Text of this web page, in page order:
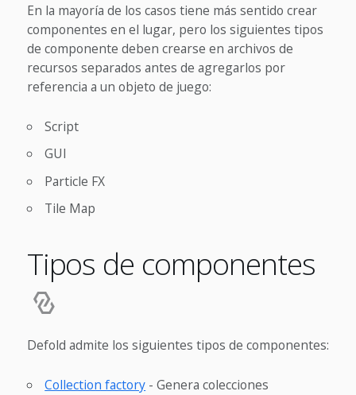
En la mayoría de los casos tiene más sentido crear
componentes en el lugar, pero los siguientes tipos
de componente deben crearse en archivos de
recursos separados antes de agregarlos por
referencia a un objeto de juego:
Script
GUI
Particle FX
Tile Map
Tipos de componentes
Defold admite los siguientes tipos de componentes:
Collection factory - Genera colecciones